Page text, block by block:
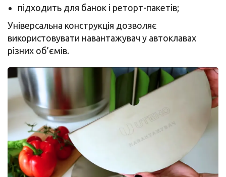
підходить для банок і реторт-пакетів;
Універсальна конструкція дозволяє
використовувати навантажувач у автоклавах
різних об’ємів.